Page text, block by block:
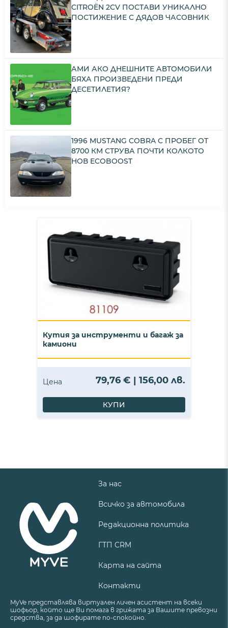
CITROËN 2CV ПОСТАВИ УНИКАЛНО
ПОСТИЖЕНИЕ С ДЯДОВ ЧАСОВНИК
АМИ АКО ДНЕШНИТЕ АВТОМОБИЛИ
БЯХА ПРОИЗВЕДЕНИ ПРЕДИ
ДЕСЕТИЛЕТИЯ?
1996 MUSTANG COBRA С ПРОБЕГ ОТ
8700 КМ СТРУВА ПОЧТИ КОЛКОТО
НОВ ECOBOOST
Кутия за инструменти и багаж за
камиони
Цена 79,76 € | 156,00 лв.
КУПИ
За нас
Всичко за автомобила
Редакционна политика
ГТП CRM
Карта на сайта
Контакти
MyVe представлява виртуален личен асистент на всеки
шофьор, който ще Ви помага в грижата за Вашите превозни
средства, за да шофирате по-спокойно.